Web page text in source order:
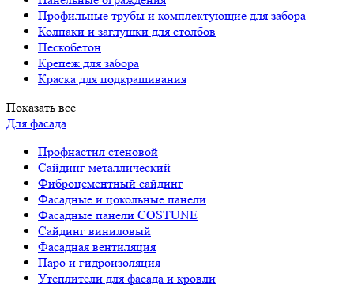
Профильные трубы и комплектующие для забора
Колпаки и заглушки для столбов
Пескобетон
Крепеж для забора
Краска для подкрашивания
Показать все
Для фасада
Профнастил стеновой
Сайдинг металлический
Фиброцементный сайдинг
Фасадные и цокольные панели
Фасадные панели COSTUNE
Сайдинг виниловый
Фасадная вентиляция
Паро и гидроизоляция
Утеплители для фасада и кровли